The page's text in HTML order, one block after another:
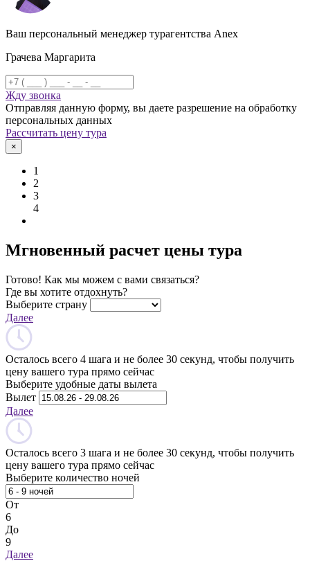
Ваш персональный менеджер турагентства Anex
Грачева Маргарита
Жду звонка
Отправляя данную форму, вы даете разрешение на обработку
персональных данных
Рассчитать цену тура
×
1
2
3
4
Мгновенный расчет цены тура
Готово! Как мы можем с вами связаться?
Где вы хотите отдохнуть?
Выберите страну
Далее
Осталось всего 4 шага и не более 30 секунд, чтобы получить
цену вашего тура прямо сейчас
Выберите удобные даты вылета
Вылет
Далее
Осталось всего 3 шага и не более 30 секунд, чтобы получить
цену вашего тура прямо сейчас
Выберите количество ночей
От
6
До
9
Далее